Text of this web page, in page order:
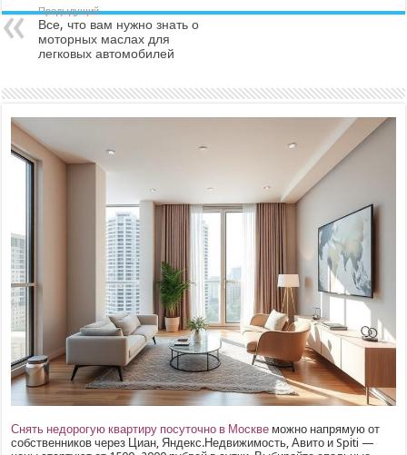
Предыдущий
Все, что вам нужно знать о
моторных маслах для
легковых автомобилей
Снять недорогую квартиру посуточно в Москве можно напрямую от
собственников через Циан, Яндекс.Недвижимость, Авито и Spiti —